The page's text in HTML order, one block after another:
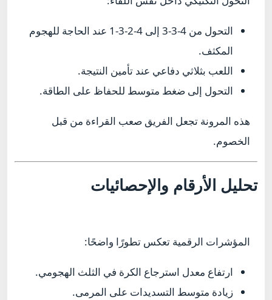
التحول من 4-3-3 إلى 4-2-3-1 عند الحاجة للهجوم
المكثف.
اللعب بثلاثي دفاعي عند تأمين النتيجة.
التحول إلى ضغط متوسط للحفاظ على الطاقة.
هذه المرونة تجعل الفريق صعب القراءة من قبل
الخصوم.
تحليل الأرقام والإحصائيات
المؤشرات الرقمية تعكس تطورًا واضحًا:
ارتفاع معدل استرجاع الكرة في الثلث الهجومي.
زيادة متوسط التسديدات على المرمى.